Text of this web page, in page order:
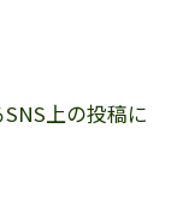
上の投稿に